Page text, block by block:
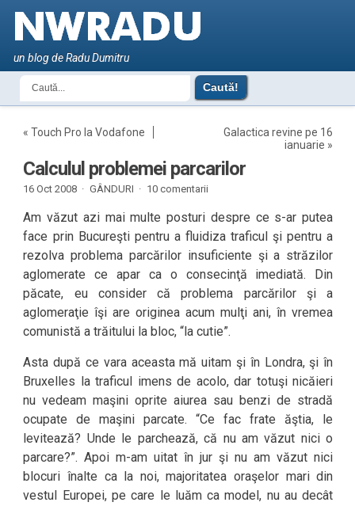
un blog de Radu Dumitru
«Touch Pro la Vodafone
Galactica revine pe 16
ianuarie »
Calculul problemei parcarilor
16 Oct 2008 · GÂNDURI · 10 comentarii
Am văzut azi mai multe posturi despre ce s-ar putea
face prin Bucureşti pentru a fluidiza traficul şi pentru a
rezolva problema parcărilor insuficiente şi a străzilor
aglomerate ce apar ca o consecinţă imediată. Din
păcate, eu consider că problema parcărilor şi a
aglomeraţie îşi are originea acum mulţi ani, în vremea
comunistă a trăitului la bloc, “la cutie”.
Asta după ce vara aceasta mă uitam şi în Londra, şi în
Bruxelles la traficul imens de acolo, dar totuşi nicăieri
nu vedeam maşini oprite aiurea sau benzi de stradă
ocupate de maşini parcate. “Ce fac frate ăştia, le
levitează? Unde le parchează, că nu am văzut nici o
parcare?”. Apoi m-am uitat în jur şi nu am văzut nici
blocuri înalte ca la noi, majoritatea oraşelor mari din
vestul Europei, pe care le luăm ca model, nu au decât